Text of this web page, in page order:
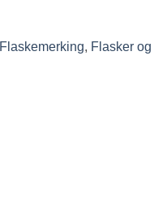
Flaskemerking, Flasker og